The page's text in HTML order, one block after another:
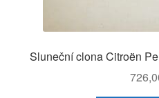
Sluneční clona Citroën